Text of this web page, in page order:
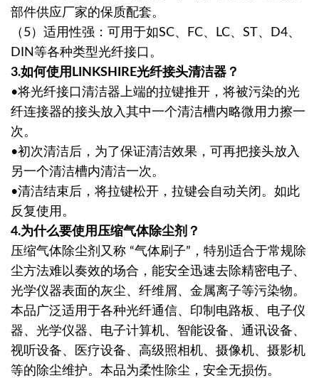
部件供应厂家的保质配套。
（5）适用性强：可用于如SC、FC、LC、ST、D4、
DIN等各种类型光纤接口。
3.如何使用LINKSHIRE光纤接头清洁器？
•将光纤接口清洁器上端的拉键推开，将被污染的光
纤连接器的接头放入其中一个清洁槽内略微用力擦一
次。
•初次清洁后，为了保证清洁效果，可再把接头放入
另一个清洁槽内清洁一次。
•清洁结束后，将拉键松开，拉键会自动关闭。如此
反复使用。
4.为什么要使用压缩气体除尘剂？
压缩气体除尘剂又称 “气体刷子”，特别适合于常规除
尘方法难以奏效的场合，能安全迅速去除精密电子、
光学仪器表面的灰尘、纤维屑、金属离子等污染物。
本品广泛适用于各种光纤通信、印制电路板、电子仪
器、光学仪器、电子计算机、智能设备、通讯设备、
视听设备、医疗设备、高级照相机、摄像机、摄影机
等的除尘维护。本品为柔性除尘，安全无损伤。